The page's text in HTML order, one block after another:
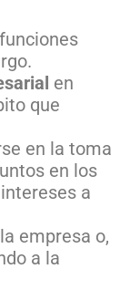
en
que
en la toma
en los
a
empresa o,
a la